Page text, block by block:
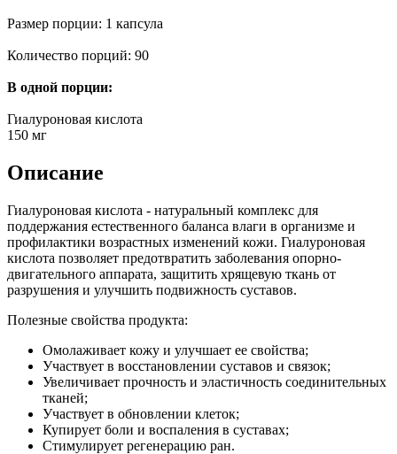
Размер порции: 1 капсула
Количество порций: 90
В одной порции:
Гиалуроновая кислота
150 мг
Описание
Гиалуроновая кислота - натуральный комплекс для
поддержания естественного баланса влаги в организме и
профилактики возрастных изменений кожи. Гиалуроновая
кислота позволяет предотвратить заболевания опорно-
двигательного аппарата, защитить хрящевую ткань от
разрушения и улучшить подвижность суставов.
Полезные свойства продукта:
Омолаживает кожу и улучшает ее свойства;
Участвует в восстановлении суставов и связок;
Увеличивает прочность и эластичность соединительных
тканей;
Участвует в обновлении клеток;
Купирует боли и воспаления в суставах;
Стимулирует регенерацию ран.